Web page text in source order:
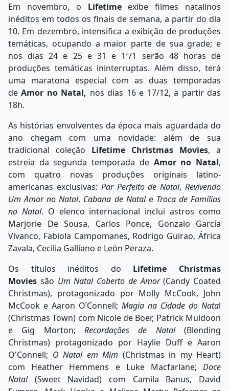
Em novembro, o Lifetime exibe filmes natalinos
inéditos em todos os finais de semana, a partir do dia
10. Em dezembro, intensifica a exibição de produções
temáticas, ocupando a maior parte de sua grade; e
nos dias 24 e 25 e 31 e 1ª/1 serão 48 horas de
produções temáticas ininterruptas. Além disso, terá
uma maratona especial com as duas temporadas
deAmor no Natal, nos dias 16 e 17/12, a partir das
18h.
As histórias envolventes da época mais aguardada do
ano chegam com uma novidade: além de sua
tradicional coleção Lifetime Christmas Movies, a
estreia da segunda temporada de Amor no Natal,
com quatro novas produções originais latino-
americanas exclusivas: Par Perfeito de Natal,Revivendo
Um Amor no Natal, Cabana de Natal e Troca de Famílias
no Natal. O elenco internacional inclui astros como
Marjorie De Sousa, Carlos Ponce, Gonzalo García
Vivanco, Fabiola Campomanes, Rodrigo Guirao, África
Zavala, Cecilia Galliano e León Peraza.
Os títulos inéditos do Lifetime Christmas
Movies são Um Natal Coberto de Amor(Candy Coated
Christmas), protagonizado por Molly McCook, John
McCook e Aaron O’Connell; Magia na Cidade do Natal
(Christmas Town) com Nicole de Boer, Patrick Muldoon
e Gig Morton; Recordações de Natal(Blending
Christmas) protagonizado por Haylie Duff e Aaron
O'Connell; O Natal em Mim (Christmas in my Heart)
com Heather Hemmens e Luke Macfarlane; Doce
Natal(Sweet Navidad) com Camila Banus, David